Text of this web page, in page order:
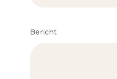
Bericht